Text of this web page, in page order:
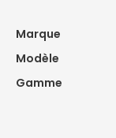
Marque
Modèle
Gamme